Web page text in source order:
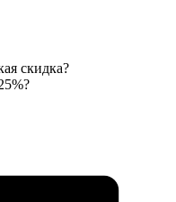
скидка?